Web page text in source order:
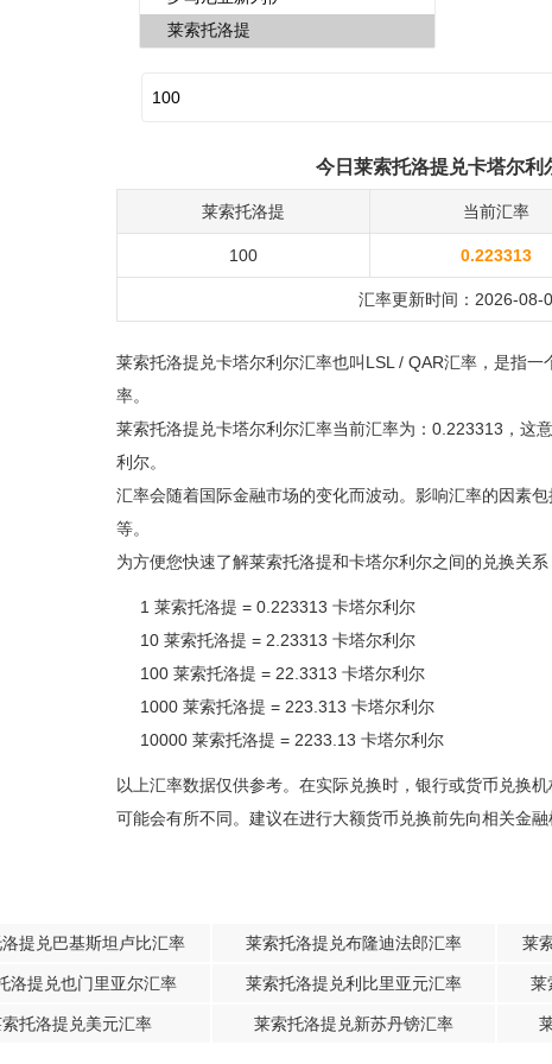
今日莱索托洛提兑卡塔尔利
莱索托洛提 当前汇率
100 0.223313
汇率更新时间：2026-08-
莱索托洛提兑卡塔尔利尔汇率也叫LSL / QAR汇率，是指
率。
莱索托洛提兑卡塔尔利尔汇率当前汇率为：0.223313，这
利尔。
汇率会随着国际金融市场的变化而波动。影响汇率的因素
等。
为方便您快速了解莱索托洛提和卡塔尔利尔之间的兑换关
1 莱索托洛提 = 0.223313 卡塔尔利尔
10 莱索托洛提 = 2.23313 卡塔尔利尔
100 莱索托洛提 = 22.3313 卡塔尔利尔
1000 莱索托洛提 = 223.313 卡塔尔利尔
10000 莱索托洛提 = 2233.13 卡塔尔利尔
以上汇率数据仅供参考。在实际兑换时，银行或货币兑换
可能会有所不同。建议在进行大额货币兑换前先向相关金融
提兑巴基斯坦卢比汇率 莱索托洛提兑布隆迪法郎汇率 莱
洛提兑也门里亚尔汇率 莱索托洛提兑利比里亚元汇率 莱
托洛提兑美元汇率 莱索托洛提兑新苏丹镑汇率